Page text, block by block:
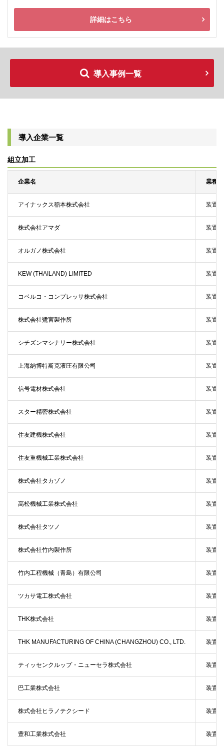
詳細はこちら
導入事例一覧
導入企業一覧
組立加工
企業名 業種
アイナックス稲本株式会社 装置
株式会社アマダ 装置
オルガノ株式会社 装置
KEW (THAILAND) LIMITED 装置
コベルコ・コンプレッサ株式会社 装置
株式会社鷺宮製作所 装置
シチズンマシナリー株式会社 装置
上海納博特斯克液圧有限公司 装置
信号電材株式会社 装置
スター精密株式会社 装置
住友建機株式会社 装置
住友重機械工業株式会社 装置
株式会社タカゾノ 装置
高松機械工業株式会社 装置
株式会社タツノ 装置
株式会社竹内製作所 装置
竹内工程機械（青島）有限公司 装置
ツカサ電工株式会社 装置
THK株式会社 装置
THK MANUFACTURING OF CHINA (CHANGZHOU) CO., LTD. 装置
ティッセンクルップ・ニューセラ株式会社 装置
巴工業株式会社 装置
株式会社ヒラノテクシード 装置
豊和工業株式会社 装置